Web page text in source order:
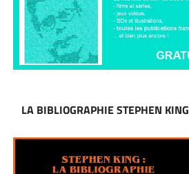
LA BIBLIOGRAPHIE STEPHEN KING